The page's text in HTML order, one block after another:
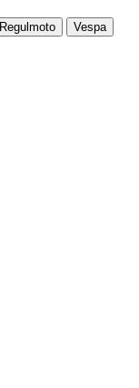
Regulmoto
Vespa